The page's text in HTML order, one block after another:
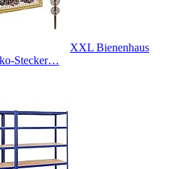
XXL Bienenhaus
Stecker…